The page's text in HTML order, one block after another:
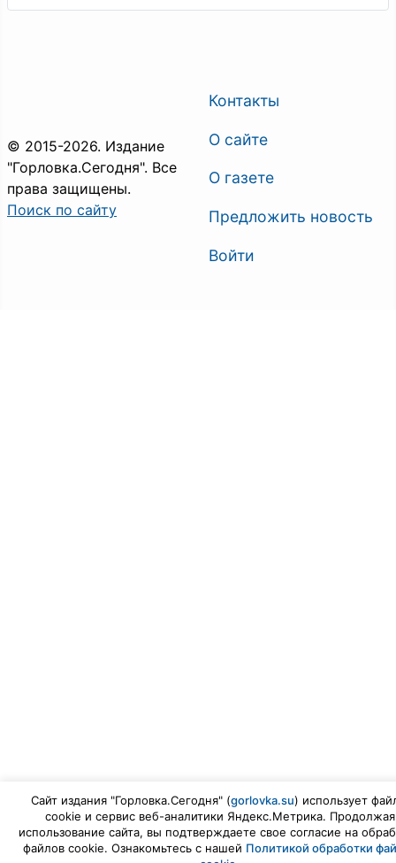
© 2015-2026. Издание
"Горловка.Сегодня". Все
права защищены.
Поиск по сайту
Контакты
О сайте
О газете
Предложить новость
Войти
Сайт издания "Горловка.Сегодня" (gorlovka.su) использует
cookie и сервис веб-аналитики Яндекс.Метрика. Продолжая
использование сайта, вы подтверждаете свое согласие на
файлов cookie. Ознакомьтесь с нашей Политикой обработки